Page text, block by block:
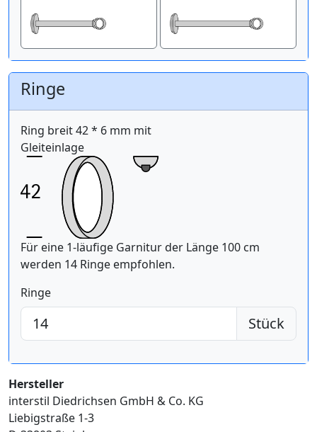
Ringe
Ring breit 42 * 6 mm mit
Gleiteinlage
Für eine 1-läufige Garnitur der Länge 100 cm
werden 14 Ringe empfohlen.
Ringe
Stück
Hersteller
interstil Diedrichsen GmbH & Co. KG
Liebigstraße 1-3